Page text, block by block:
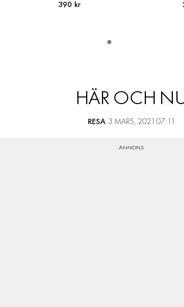
299 kr
HÄR OCH
RESA 3 MARS, 2021 07:11